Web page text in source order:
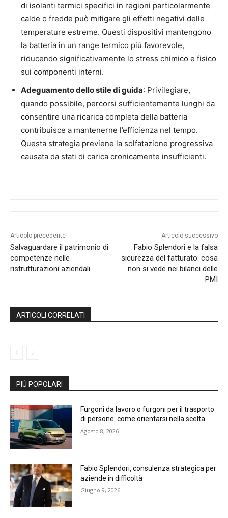
di isolanti termici specifici in regioni particolarmente
calde o fredde può mitigare gli effetti negativi delle
temperature estreme. Questi dispositivi mantengono
la batteria in un range termico più favorevole,
riducendo significativamente lo stress chimico e fisico
sui componenti interni.
Adeguamento dello stile di guida: Privilegiare,
quando possibile, percorsi sufficientemente lunghi da
consentire una ricarica completa della batteria
contribuisce a mantenerne l’efficienza nel tempo.
Questa strategia previene la solfatazione progressiva
causata da stati di carica cronicamente insufficienti.
Articolo precedente
Salvaguardare il patrimonio di
competenze nelle
ristrutturazioni aziendali
Articolo successivo
Fabio Splendori e la falsa
sicurezza del fatturato: cosa
non si vede nei bilanci delle
PMI
ARTICOLI CORRELATI
PIÙ POPOLARI
Furgoni da lavoro o furgoni per il trasporto
di persone: come orientarsi nella scelta
Agosto 8, 2026
Fabio Splendori, consulenza strategica per
aziende in difficoltà
Giugno 9, 2026